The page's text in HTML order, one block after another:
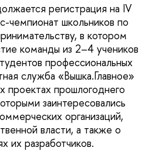
регистрация на IV
чемпионат школьников по
в котором
команды из 2–4 учеников
профессиональных
служба «Вышка.Главное»
проектах прошлогоднего
заинтересовались
организаций,
власти, а также о
их разработчиков.